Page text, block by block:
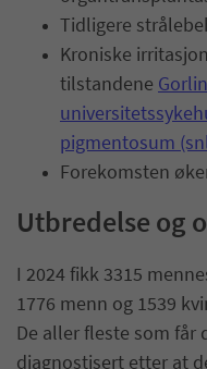
Tidligere
Kroniske
tilstandene
pigmentosum
Forekomsten
Utbredelse og
I 2024 fikk 3315
1776 menn og 1539
De aller fleste som
diagnostisert etter at